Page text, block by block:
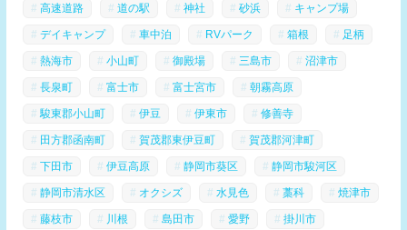
高速道路 道の駅 神社 砂浜 キャンプ場
デイキャンプ 車中泊 RVパーク 箱根 足柄
熱海市 小山町 御殿場 三島市 沼津市
長泉町 富士市 富士宮市 朝霧高原
駿東郡小山町 伊豆 伊東市 修善寺
田方郡函南町 賀茂郡東伊豆町 賀茂郡河津町
下田市 伊豆高原 静岡市葵区 静岡市駿河区
静岡市清水区 オクシズ 水見色 藁科 焼津市
藤枝市 川根 島田市 愛野 掛川市